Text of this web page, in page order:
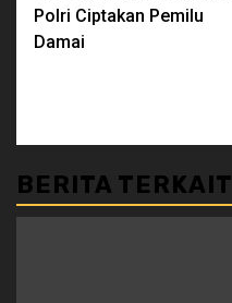
Polri Ciptakan Pemilu
Damai
BERITA TERKAIT